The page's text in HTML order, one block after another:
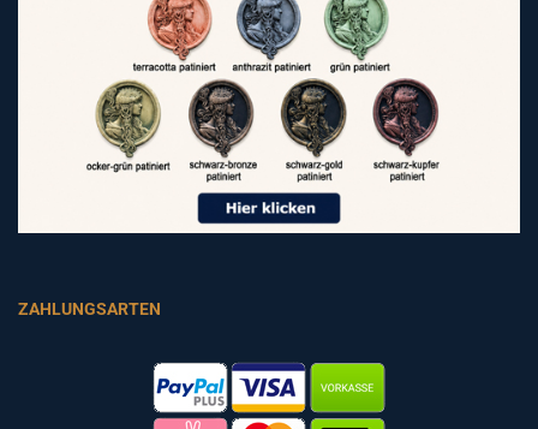
ZAHLUNGSARTEN